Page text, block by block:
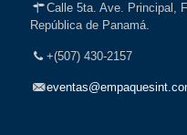
Calle 5ta. Ave. Principal,
República de Panamá.
+(507) 430-2157